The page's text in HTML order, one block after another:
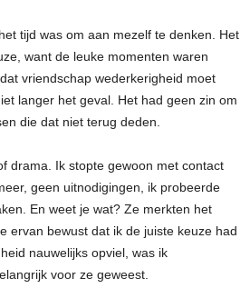
tijd was om aan mezelf te denken. Het
want de leuke momenten waren
vriendschap wederkerigheid moet
langer het geval. Het had geen zin om
die dat niet terug deden.
drama. Ik stopte gewoon met contact
geen uitnodigingen, ik probeerde
En weet je wat? Ze merkten het
ervan bewust dat ik de juiste keuze had
nauwelijks opviel, was ik
voor ze geweest.